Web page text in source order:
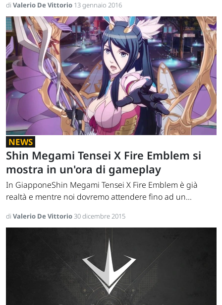
di Valerio De Vittorio 13 gennaio 2016
NEWS
Shin Megami Tensei X Fire Emblem si
mostra in un'ora di gameplay
In GiapponeShin Megami Tensei X Fire Emblem è già
realtà e mentre noi dovremo attendere fino ad un...
di Valerio De Vittorio30 dicembre 2015